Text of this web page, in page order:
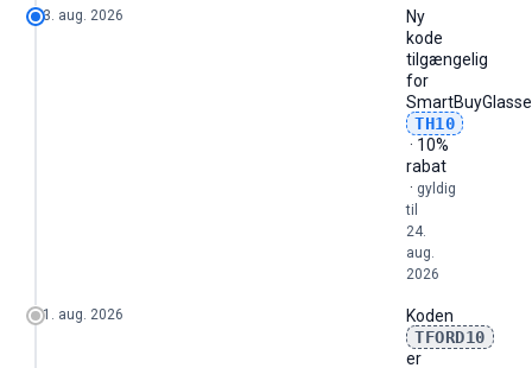
3. aug. 2026
Ny
kode
tilgængelig
for
TH10
· 10%
rabat
· gyldig
til
24.
aug.
2026
1. aug. 2026
Koden
TFORD10
er